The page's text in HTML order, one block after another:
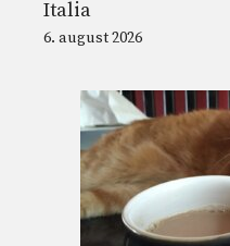
Italia
6. august 2026